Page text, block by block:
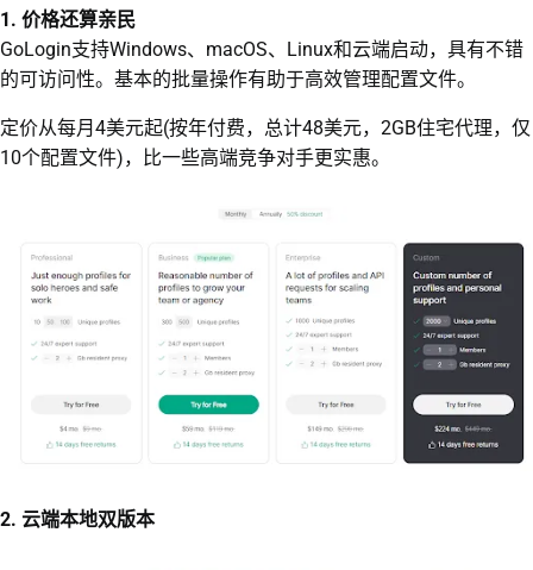
1. 价格还算亲民
GoLogin支持Windows、macOS、Linux和云端启动，具有不错
的可访问性。基本的批量操作有助于高效管理配置文件。
定价从每月4美元起(按年付费，总计48美元，2GB住宅代理，仅
10个配置文件)，比一些高端竞争对手更实惠。
2. 云端本地双版本